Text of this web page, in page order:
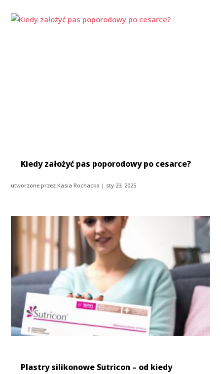
Kiedy założyć pas poporodowy po cesarce?
utworzone przezKasia Rochacka | sty 23, 2025
Plastry silikonowe Sutricon – od kiedy